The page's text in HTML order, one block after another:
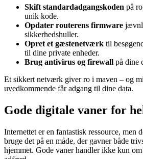
Skift standardadgangskoden på
unik kode.
Opdater routerens firmware
sikkerhedshuller.
Opret et gæstenetværk til
til dine private enheder.
Brug antivirus og firewall på dine
Et sikkert netværk giver ro i maven – og
uvedkommende får adgang til dine data.
Gode digitale vaner for
Internettet er en fantastisk ressource, men
bruge det på en måde, der gavner både
hjemmet. Gode vaner handler ikke kun